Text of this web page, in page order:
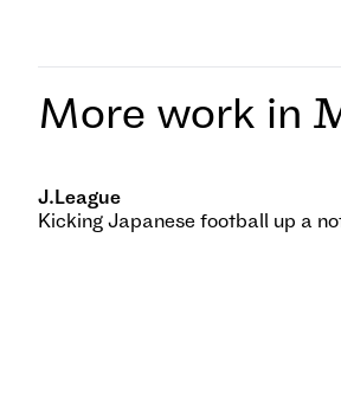
More work in
J.League
Kicking Japanese football up a